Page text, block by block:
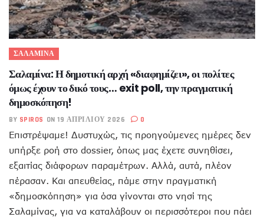
ΣΑΛΑΜΙΝΑ
Σαλαμίνα: Η δημοτική αρχή «διαφημίζει», οι πολίτες
όμως έχουν το δικό τους… exit poll, την πραγματική
δημοσκόπηση!
BY SPIROS ON 19 ΑΠΡΙΛΊΟΥ 2026 0
Επιστρέψαμε! Δυστυχώς, τις προηγούμενες ημέρες δεν
υπήρξε ροή στο dossier, όπως μας έχετε συνηθίσει,
εξαιτίας διάφορων παραμέτρων. Αλλά, αυτά, πλέον
πέρασαν. Και απευθείας, πάμε στην πραγματική
«δημοσκόπηση» για όσα γίνονται στο νησί της
Σαλαμίνας, για να καταλάβουν οι περισσότεροι που πάει